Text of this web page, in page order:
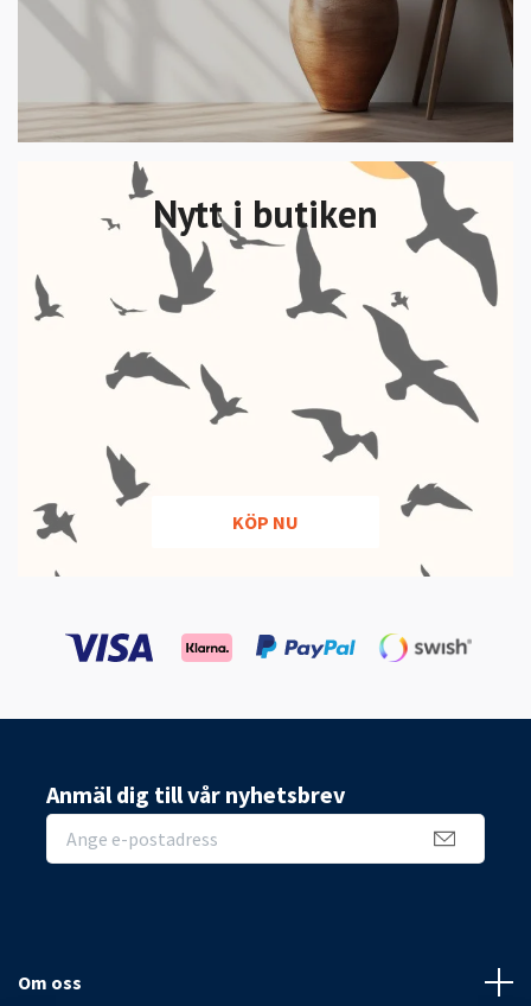
Nytt i butiken
KÖP NU
Anmäl dig till vår nyhetsbrev
Om oss